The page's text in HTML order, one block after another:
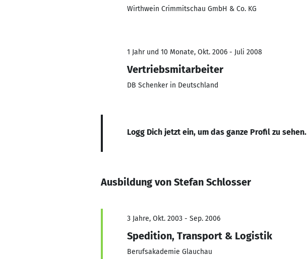
Wirthwein Crimmitschau GmbH & Co. KG
1 Jahr und 10 Monate, Okt. 2006 - Juli 2008
Vertriebsmitarbeiter
DB Schenker in Deutschland
Logg Dich jetzt ein, um das ganze Profil zu sehen.
Ausbildung von Stefan Schlosser
3 Jahre, Okt. 2003 - Sep. 2006
Spedition, Transport & Logistik
Berufsakademie Glauchau